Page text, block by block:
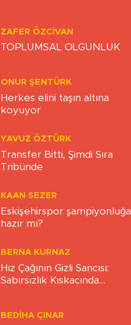
ZAFER ÖZCIVAN
TOPLUMSAL OLGUNLUK
ONUR ŞENTÜRK
Herkes elini taşın altına
koyuyor
YAVUZ ÖZTÜRK
Transfer Bitti, Şimdi Sıra
Tribünde
KAAN SEZER
Eskişehirspor şampiyonluğa
hazır mı?
BERNA KURNAZ
Hız Çağının Gizli Sancısı:
Sabırsızlık Kıskacında
BEDIHA ÇINAR